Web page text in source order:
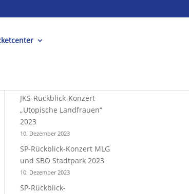
JKS-Rückblick-Konzert
„Utopische Landfrauen“
2023
10. Dezember 2023
SP-Rückblick-Konzert MLG
und SBO Stadtpark 2023
10. Dezember 2023
SP-Rückblick-